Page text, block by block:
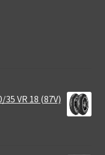
VR 18 (87V)